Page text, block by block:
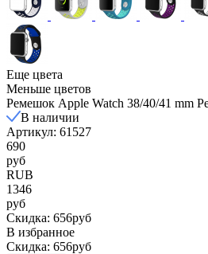
Еще цвета
Меньше цветов
Ремешок Apple Watch 38/40/41 mm
В наличии
Артикул: 61527
690
руб
RUB
1346
руб
Скидка: 656руб
В избранное
Скидка: 656руб